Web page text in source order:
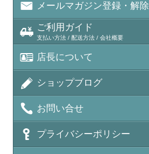
メールマガジン登録・解除
ご利用ガイド
支払い方法 / 配送方法 / 会社概要
店長について
ショップブログ
お問い合せ
プライバシーポリシー